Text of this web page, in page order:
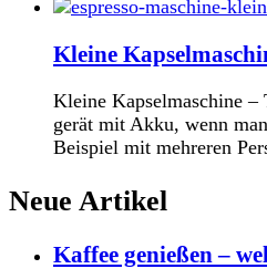
Kleine
Kleine Kapselmaschine
gerät mit Akku, wenn
Beispiel mit mehreren
Neue Artikel
Kaffee genießen –